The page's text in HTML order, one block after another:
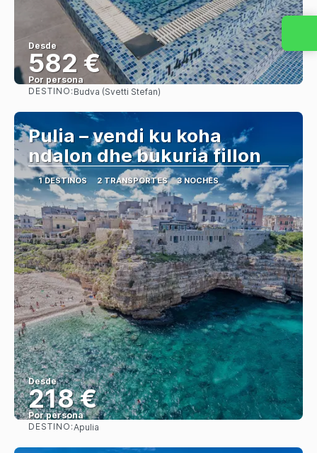
Desde
582 €
Por persona
Ver
DESTINO: Budva (Svetti Stefan)
Pulia – vendi ku koha
ndalon dhe bukuria fillon
1 DESTINOS 2 TRANSPORTES 3 NOCHES
Desde
218 €
Por persona
DESTINO:Apulia